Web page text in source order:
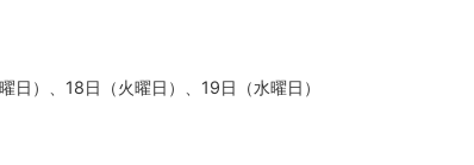
）、18日（火曜日）、19日（水曜日）